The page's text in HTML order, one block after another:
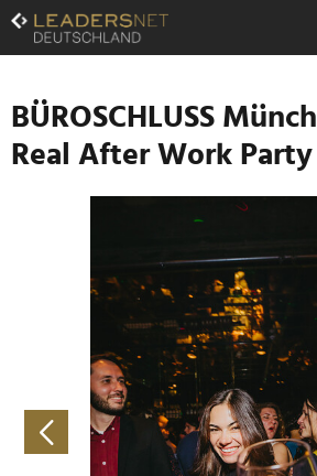
Zum
Inhalt
Zur
Navigation
Zur
Hauptnavigation
BÜROSCHLUSS
Real After Work Party